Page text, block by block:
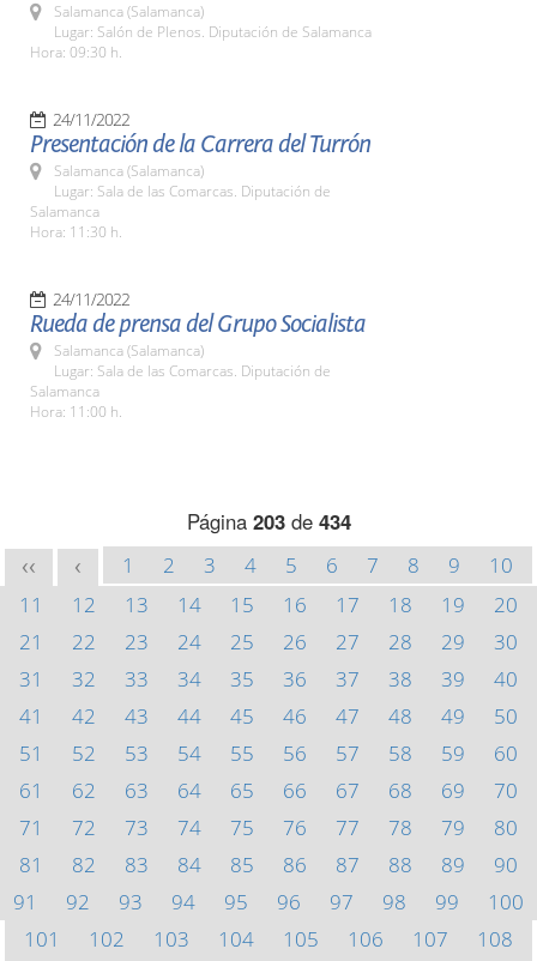
Salamanca (Salamanca)
Lugar: Salón de Plenos. Diputación de Salamanca
Hora: 09:30 h.
24/11/2022
Presentación de la Carrera del Turrón
Salamanca (Salamanca)
Lugar: Sala de las Comarcas. Diputación de
Salamanca
Hora: 11:30 h.
24/11/2022
Rueda de prensa del Grupo Socialista
Salamanca (Salamanca)
Lugar: Sala de las Comarcas. Diputación de
Salamanca
Hora: 11:00 h.
Página 203de 434
<< < 1 2 3 4 5 6 7 8 9
10
11
12 13 14 15 16 17 18 19
20
21
22 23 24 25 26 27 28 29
30
31
32 33 34 35 36 37 38 39
40
41
42 43 44 45 46 47 48 49
50
51
52 53 54 55 56 57 58 59
60
61
62 63 64 65 66 67 68 69
70
71
72 73 74 75 76 77 78 79
80
81
82 83 84 85 86 87 88 89
90
91
92 93 94 95 96 97 98 99
100
101
102 103 104 105 106 107
108